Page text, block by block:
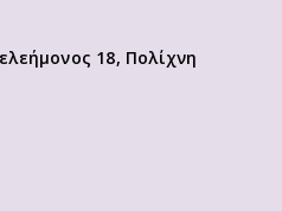
18, Πολίχνη